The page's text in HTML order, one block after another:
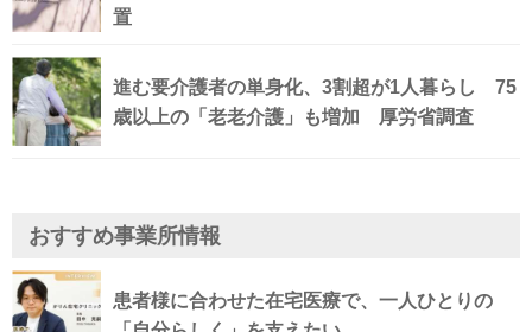
置
進む要介護者の単身化、3割超が1人暮らし 75
歳以上の「老老介護」も増加 厚労省調査
おすすめ事業所情報
患者様に合わせた在宅医療で、一人ひとりの